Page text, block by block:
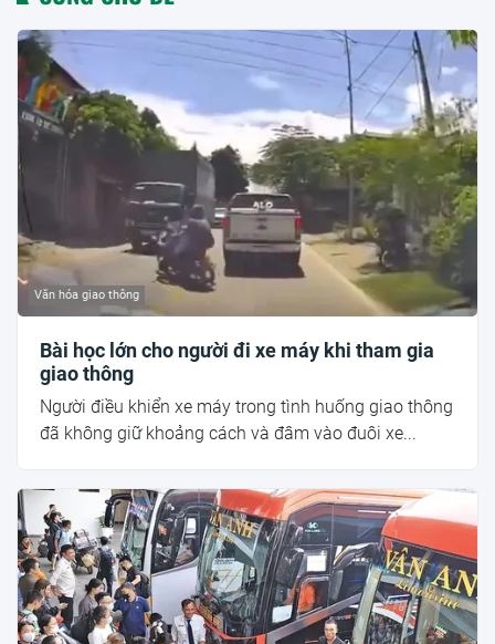
Văn hóa giao thông
Bài học lớn cho người đi xe máy khi tham gia
giao thông
Người điều khiển xe máy trong tình huống giao thông
đã không giữ khoảng cách và đâm vào đuôi xe...